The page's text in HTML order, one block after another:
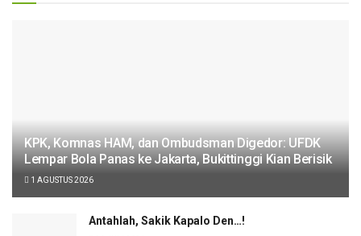
KPK, Komnas HAM, dan Ombudsman Digedor: UFDK
Lempar Bola Panas ke Jakarta, Bukittinggi Kian Berisik
1 AGUSTUS 2026
Antahlah, Sakik Kapalo Den…!